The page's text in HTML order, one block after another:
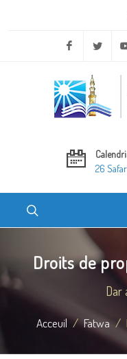
Facebook
26 Safar
Droits de
Dar
Acceuil Fatwa